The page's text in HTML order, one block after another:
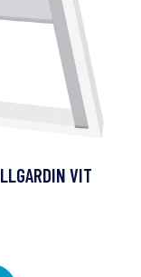
VIT